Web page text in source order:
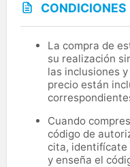
CONDICIONES
La compra de
su realización
las inclusiones
precio están
Cuando
código de
cita, identifícate
y enseña el